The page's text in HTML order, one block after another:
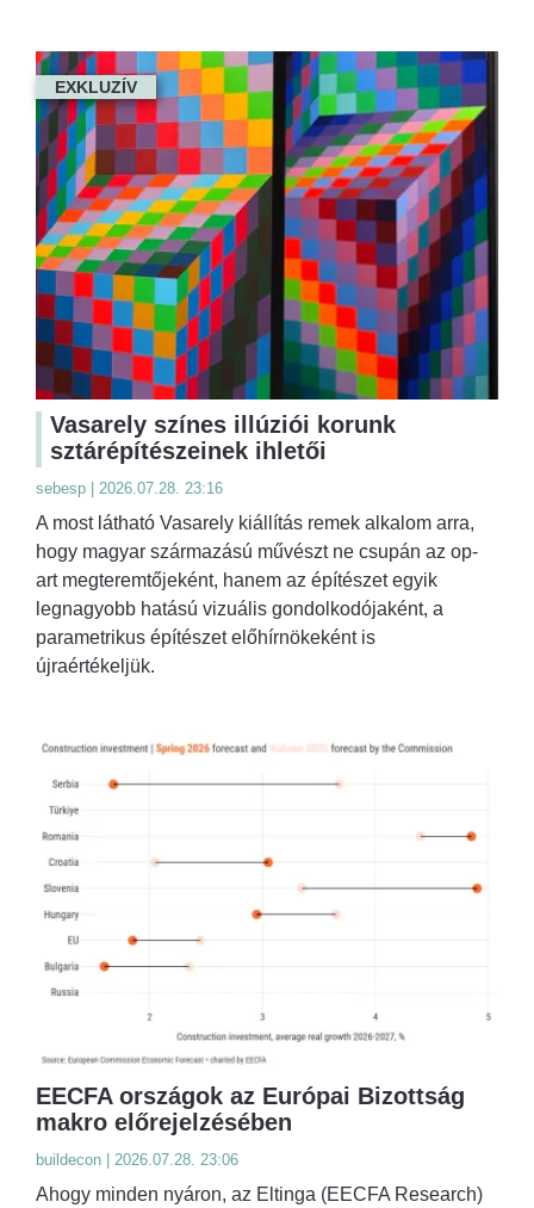
EXKLUZÍV
Vasarely színes illúziói korunk
sztárépítészeinek ihletői
sebesp | 2026.07.28. 23:16
A most látható Vasarely kiállítás remek alkalom arra,
hogy magyar származású művészt ne csupán az op-
art megteremtőjeként, hanem az építészet egyik
legnagyobb hatású vizuális gondolkodójaként, a
parametrikus építészet előhírnökeként is
újraértékeljük.
EECFA országok az Európai Bizottság
makro előrejelzésében
buildecon | 2026.07.28. 23:06
Ahogy minden nyáron, az Eltinga (EECFA Research)